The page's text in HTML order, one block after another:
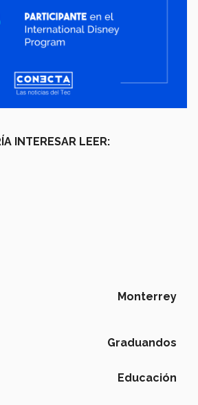
INTERESAR LEER:
Monterrey
Graduandos
Educación